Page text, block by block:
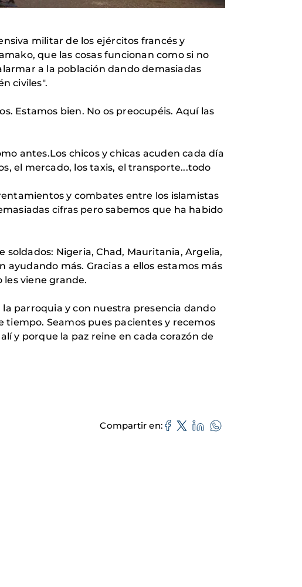
militar de los ejércitos francés y
que las cosas funcionan como si no
a la población dando demasiadas
civiles".
Estamos bien. No os preocupéis. Aquí las
antes.Los chicos y chicas acuden cada día
el mercado, los taxis, el transporte...todo
y combates entre los islamistas
cifras pero sabemos que ha habido
Nigeria, Chad, Mauritania, Argelia,
ayudando más. Gracias a ellos estamos más
les viene grande.
parroquia y con nuestra presencia dando
Seamos pues pacientes y recemos
y porque la paz reine en cada corazón de
Compartir en